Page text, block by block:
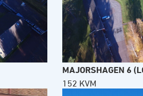
MAJORSHAGEN 6
152 KVM